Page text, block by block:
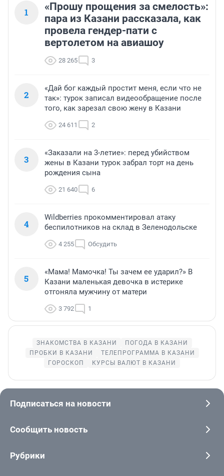
1
«Прошу прощения за смелость»:
пара из Казани рассказала, как
провела гендер-пати с
вертолетом на авиашоу
28 265 3
2
«Дай бог каждый простит меня, если что не
так»: турок записал видеообращение после
того, как зарезал свою жену в Казани
24 611 2
3
«Заказали на 3-летие»: перед убийством
жены в Казани турок забрал торт на день
рождения сына
21 640 6
4
Wildberries прокомментировал атаку
беспилотников на склад в Зеленодольске
4 255 Обсудить
5
«Мама! Мамочка! Ты зачем ее ударил?» В
Казани маленькая девочка в истерике
отгоняла мужчину от матери
3 792 1
ЗНАКОМСТВА В КАЗАНИ
ПОГОДА В КАЗАНИ
ПРОБКИ В КАЗАНИ
ТЕЛЕПРОГРАММА В КАЗАНИ
ГОРОСКОП
КУРСЫ ВАЛЮТ В КАЗАНИ
Подписаться на новости
Сообщить новость
Рубрики